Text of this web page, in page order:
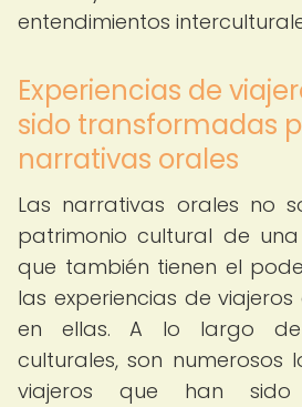
entendimientos
Experiencias de
sido transformadas
narrativas orales
Las narrativas orales no
patrimonio cultural de
que también tienen el
las experiencias de
en ellas. A lo largo de
culturales, son numerosos
viajeros que han sido